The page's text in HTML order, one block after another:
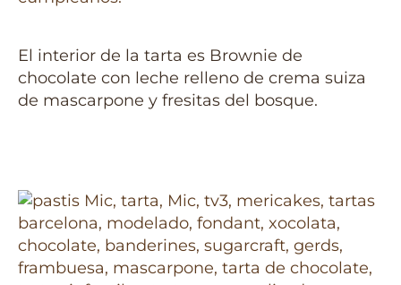
El interior de la tarta es Brownie de
chocolate con leche relleno de crema suiza
de mascarpone y fresitas del bosque.